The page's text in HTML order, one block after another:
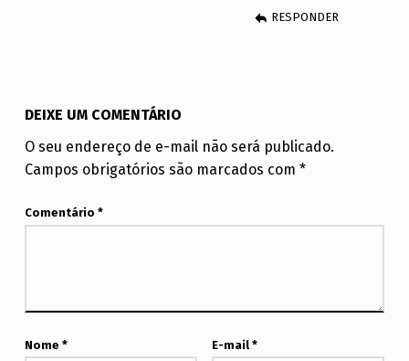
RESPONDER
DEIXE UM COMENTÁRIO
O seu endereço de e-mail não será publicado.
Campos obrigatórios são marcados com *
Comentário *
Nome * E-mail *